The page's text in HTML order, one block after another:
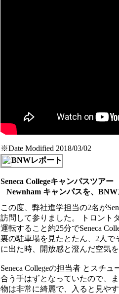
※Date Modified 2018/03/02
BNWレポート
Seneca Collegeキャンパスツアー
Newnham キャンパスを、
この度、弊社進学担当の2名が
訪問して参りました。 トロント
運転すること約25分でSeneca
裏の駐車場を見たとたん、2人
に出た時、開放感と澄んだ空気
Seneca Collegeの担当者 とスチ
合う手はずとなっていたので、
物は非常に綺麗で、入ると見や